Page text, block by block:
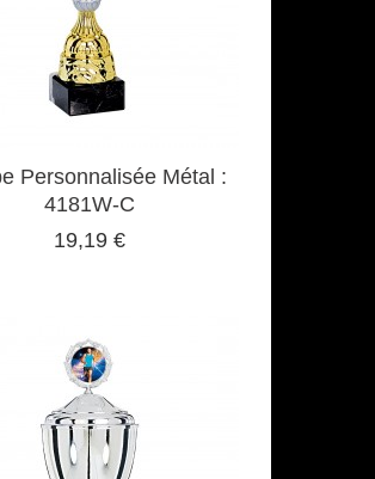
Personnalisée Métal :
4181W-C
19,19 €